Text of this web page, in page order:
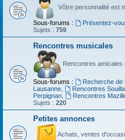
Vôtre personnalité est
Sous-forums : Présentez-
Sujets : 759
Rencontres musicales
Rencontres
Sous-forums : Recherche de
Lausanne
Rencontres
Perpignan
Rencontres
Sujets : 220
Petites annonces
Achats, ventes